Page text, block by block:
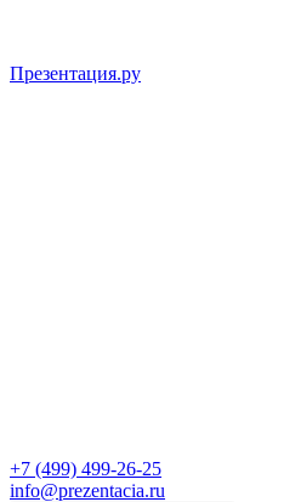
Презентация.ру
+7 (499) 499-26-25
info@prezentacia.ru